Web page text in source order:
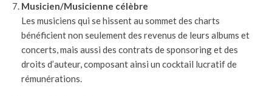
Musicien/Musicienne célèbre
Les musiciens qui se hissent au sommet des charts
bénéficient non seulement des revenus de leurs albums et
concerts, mais aussi des contrats de sponsoring et des
droits d’auteur, composant ainsi un cocktail lucratif de
rémunérations.